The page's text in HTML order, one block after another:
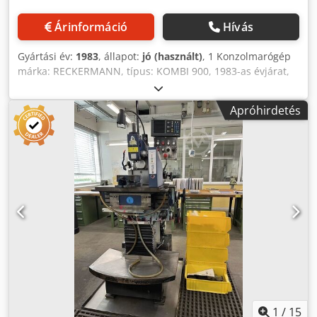
lehetőséget, hogy a gépet helyszínen, működő állapotban
megtekintse és kipróbálja. A Deckel gépet
garancia/jótállás nélkül értékesítjük.
Árinformáció Hívás
Gyártási év: 1983, állapot: jó (használt), 1 Konzolmarógép
márka: RECKERMANN, típus: KOMBI 900, 1983-as évjárat,
sorozatszám: 6367P, asztal mérete 1.000 x 310 mm, X/Y/Z
elmozdulás 720 x 220 x 450 mm, SK 50 szerszámtartók, HD
gépi csavarhúzó, Codpjh E Du Dsfx Adworf orsó
fordulatszám: 3...2800 rpm
Apróhirdetés
1 / 15